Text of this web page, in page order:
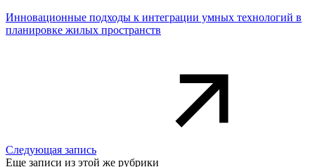
Инновационные подходы к интеграции умных технологий в
планировке жилых пространств
Следующая запись
Еще записи из этой же рубрики